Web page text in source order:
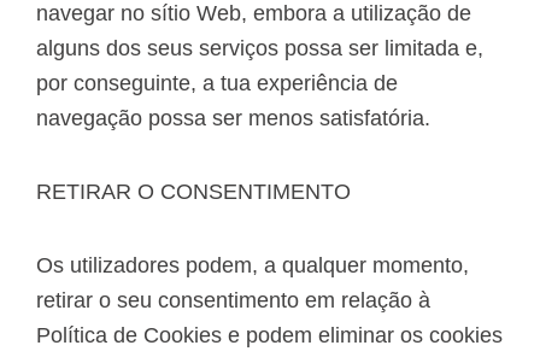
navegar no sítio Web, embora a utilização de
alguns dos seus serviços possa ser limitada e,
por conseguinte, a tua experiência de
navegação possa ser menos satisfatória.
RETIRAR O CONSENTIMENTO
Os utilizadores podem, a qualquer momento,
retirar o seu consentimento em relação à
Política de Cookies e podem eliminar os cookies